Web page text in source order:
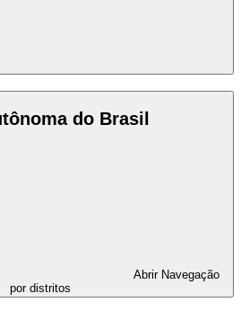
do Brasil
AbrirNavegação
por distritos